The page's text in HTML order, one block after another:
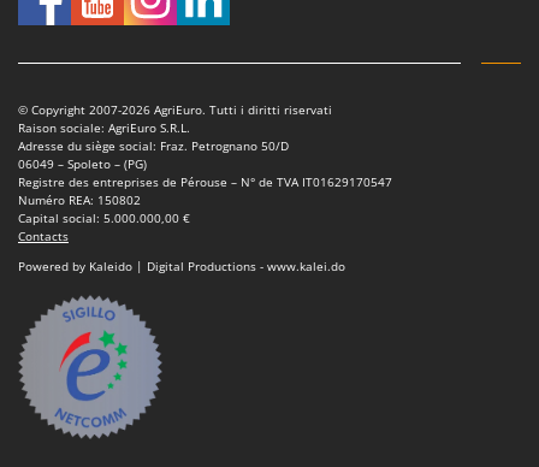
Yard Force
Z
Zephir
ZGrills
Zodiac
Zomax
© Copyright 2007-2026 AgriEuro. Tutti i diritti riservati
Raison sociale: AgriEuro S.R.L.
Adresse du siège social: Fraz. Petrognano 50/D
06049 – Spoleto – (PG)
Registre des entreprises de Pérouse – N° de TVA IT01629170547
Numéro REA: 150802
Capital social: 5.000.000,00 €
Contacts
Powered by Kaleido | Digital Productions - www.kalei.do